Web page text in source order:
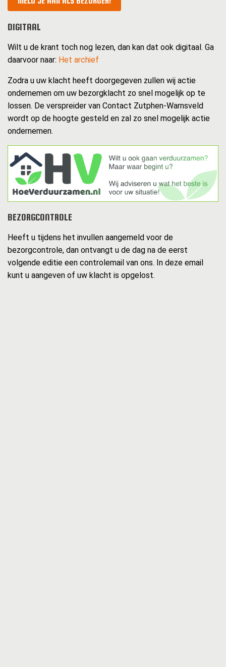
DIGITAAL
Wilt u de krant toch nog lezen, dan kan dat ook digitaal. Ga
daarvoor naar: Het archief
Zodra u uw klacht heeft doorgegeven zullen wij actie
ondernemen om uw bezorgklacht zo snel mogelijk op te
lossen. De verspreider van Contact Zutphen-Warnsveld
wordt op de hoogte gesteld en zal zo snel mogelijk actie
ondernemen.
BEZORGCONTROLE
Heeft u tijdens het invullen aangemeld voor de
bezorgcontrole, dan ontvangt u de dag na de eerst
volgende editie een controlemail van ons. In deze email
kunt u aangeven of uw klacht is opgelost.